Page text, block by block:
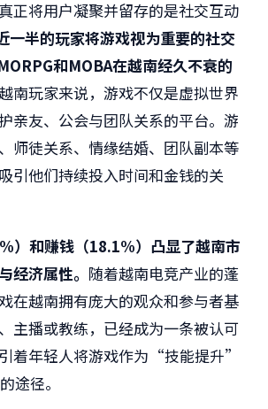
正将用户凝聚并留存的是社交互动
一半的玩家将游戏视为重要的社交
和MOBA在越南经久不衰的
南玩家来说，游戏不仅是虚拟世界
亲友、公会与团队关系的平台。游
师徒关系、情缘结婚、团队副本等
引他们持续投入时间和金钱的关
）和赚钱（18.1%）凸显了越南市
经济属性。 随着越南电竞产业的蓬
在越南拥有庞大的观众和参与者基
主播或教练，已经成为一条被认可
着年轻人将游戏作为“技能提升”
径。